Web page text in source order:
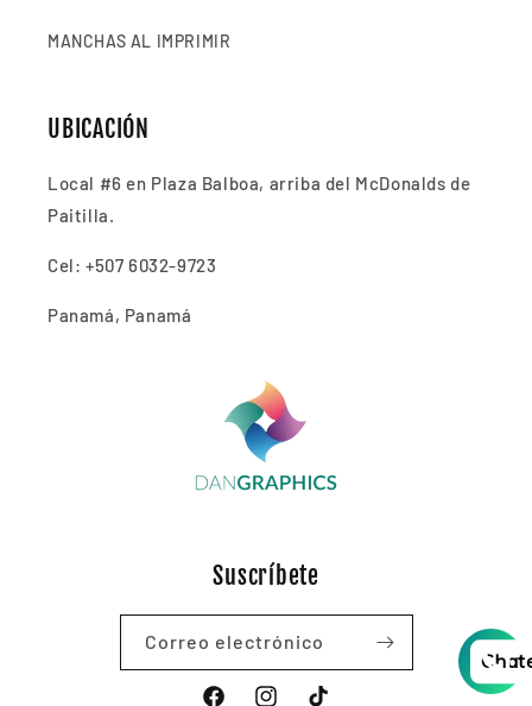
MANCHAS AL IMPRIMIR
UBICACIÓN
Local #6 en Plaza Balboa, arriba del McDonalds de
Paitilla.
Cel: +507 6032-9723
Panamá, Panamá
Suscríbete
Correo electrónico